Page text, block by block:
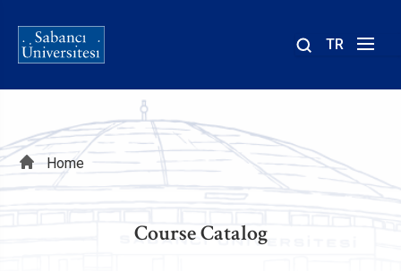
TR
Breadcrumb
Home
Course Catalog